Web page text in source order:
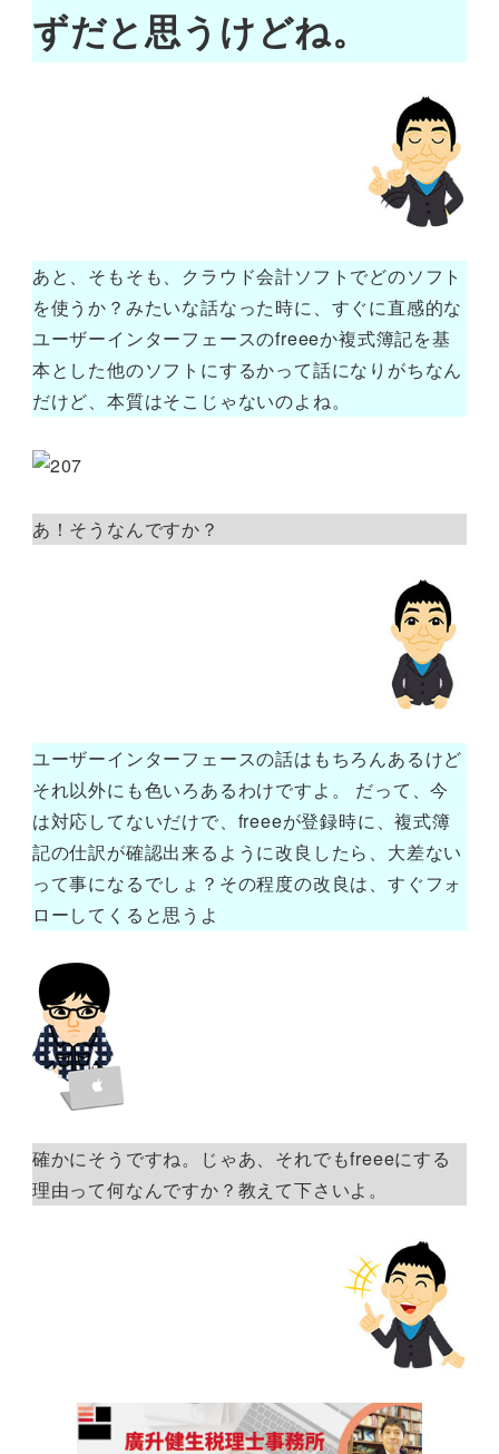
ずだと思うけどね。
あと、そもそも、クラウド会計ソフトでどのソフト
を使うか？みたいな話なった時に、すぐに直感的な
ユーザーインターフェースのfreeeか複式簿記を基
本とした他のソフトにするかって話になりがちなん
だけど、本質はそこじゃないのよね。
あ！そうなんですか？
ユーザーインターフェースの話はもちろんあるけど
それ以外にも色いろあるわけですよ。 だって、今
は対応してないだけで、freeeが登録時に、複式簿
記の仕訳が確認出来るように改良したら、大差ない
って事になるでしょ？その程度の改良は、すぐフォ
ローしてくると思うよ
確かにそうですね。じゃあ、それでもfreeeにする
理由って何なんですか？教えて下さいよ。